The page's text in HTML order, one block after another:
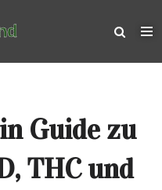
Guide zu
THC und